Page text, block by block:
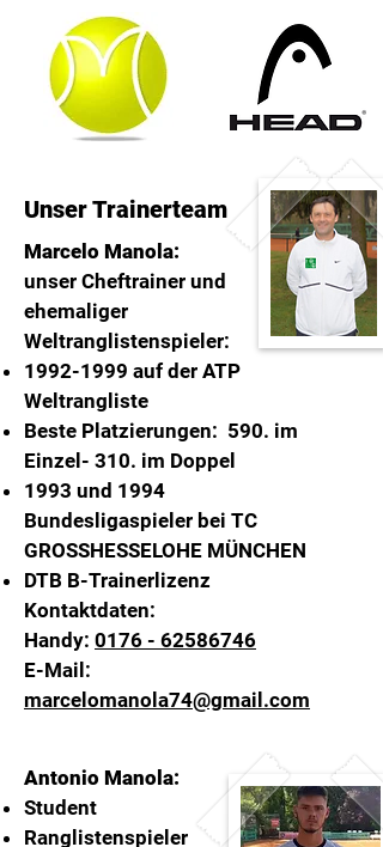
Unser Trainerteam
Marcelo Manola:
unser Cheftrainer und
ehemaliger
Weltranglistenspieler:
1992-1999 auf der ATP
Weltrangliste
Beste Platzierungen: 590. im
Einzel- 310. im Doppel
1993 und 1994
Bundesligaspieler bei TC
GROSSHESSELOHE MÜNCHEN
DTB B-Trainer lizenz
Kontaktdaten:
Handy: 0176 - 62586746
E-Mail:
marcelomanola74@gmail.com
Antonio Manola:
Student
Ranglistenspieler